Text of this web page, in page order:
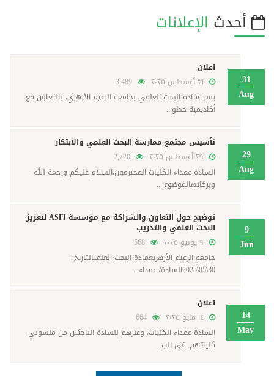
أحدث الإعلانات
31
Aug
اعلان
يسر عمادة البحث العلمي بجامعة الزعيم الأزهري، بالتعاون مع
أكاديمية خطو...
29
Aug
تأسيس مجتمع ممارسة البحث العلمي والابتكار
السادة عمداء الكليات المحترمون،السلام عليكم ورحمة الله
وبركاتهالموضوع:...
9
Jun
توضيح حول التعاون والشراكة مع مؤسسة ASFI لتعزيز
البحث العلمي والتدريب
جامعة الزعيم الأزهريعمادة البحث العلميالتاريخ:
30\05\2025السادة/ عمداء...
14
May
اعلان
السادة عمداء الكليات، وعبرهم للسادة الباحثين من منسوبي
كلياتهم..في الب...